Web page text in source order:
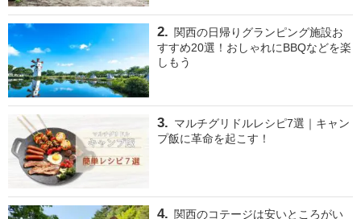
関西の日帰りグランピング施設お
すすめ20選！おしゃれにBBQなどを楽
しもう
マルチグリドルレシピ7選｜キャン
プ飯に革命を起こす！
関西のコテージは安いところがい